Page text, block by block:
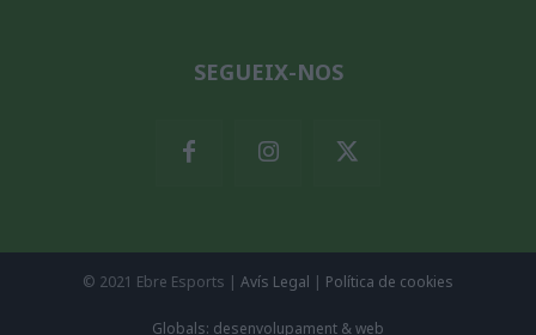
SEGUEIX-NOS
© 2021 Ebre Esports | Avís Legal | Política de cookies
Globals: desenvolupament & web